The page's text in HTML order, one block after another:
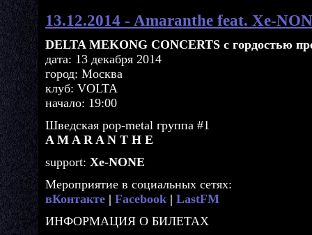
13.12.2014 - Amaranthe feat. Xe-
DELTA MEKONG CONCERTS с гордостью
дата: 13 декабря 2014
город: Москва
клуб: VOLTA
начало: 19:00
Шведская pop-metal группа #1
A M A R A N T H E
support: Xe-NONE
Мероприятие в социальных сетях:
вКонтакте | Facebook | LastFM
ИНФОРМАЦИЯ О БИЛЕТАХ